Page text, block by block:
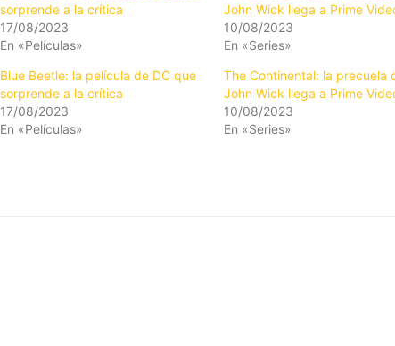
sorprende a la crítica
17/08/2023
En «Películas»
John Wick llega a Prime
10/08/2023
En «Series»
Blue Beetle: la película de DC que
sorprende a la crítica
17/08/2023
En «Películas»
The Continental: la precuela
John Wick llega a Prime
10/08/2023
En «Series»